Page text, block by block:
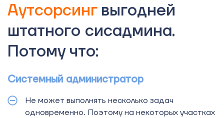
Аутсорсингвыгодней
штатного сисадмина.
Потому что:
Системный администратор
Не может выполнять несколько задач
одновременно. Поэтому на некоторых участках